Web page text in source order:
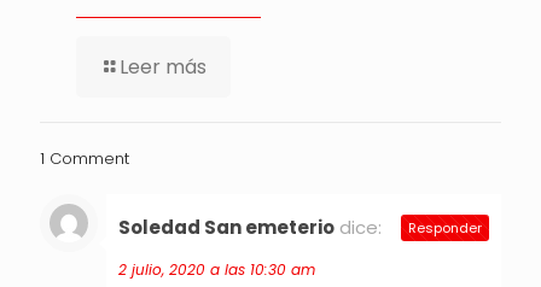
Leer más
1 Comment
Soledad San emeterio dice:
2 julio, 2020 a las 10:30 am
Responder